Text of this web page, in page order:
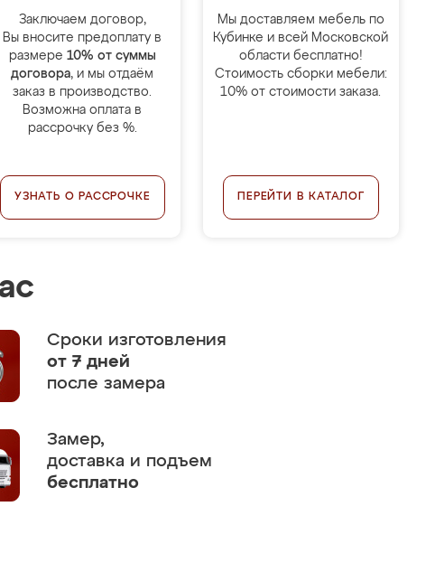
Заключаем договор,
Вы вносите предоплату в
размере 10% от суммы
договора, и мы отдаём
заказ в производство.
Возможна оплата в
рассрочку без %.
УЗНАТЬ О РАССРОЧКЕ
Мы доставляем мебель по
Кубинке и всей Московской
области бесплатно!
Стоимость сборки мебели:
10% от стоимости заказа.
ПЕРЕЙТИ В КАТАЛОГ
Сроки изготовления
от 7 дней
после замера
Замер,
доставка и подъем
бесплатно